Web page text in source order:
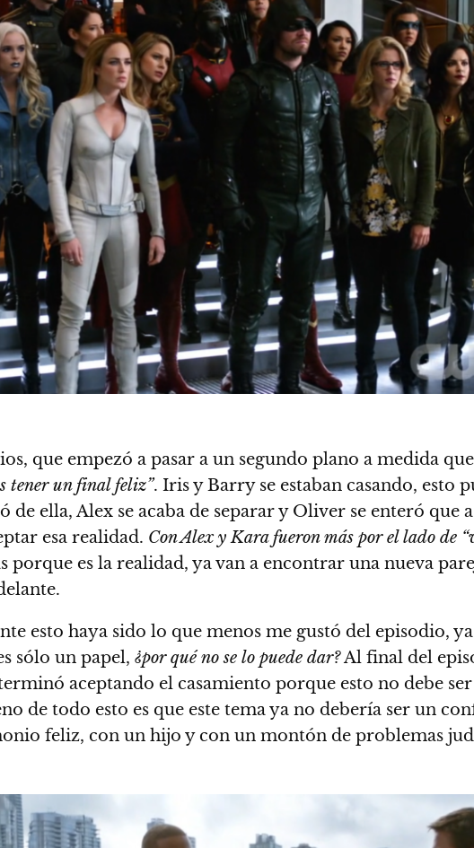
que empezó a pasar a un segundo plano a medida
tener un final feliz”. Iris y Barry se estaban casando, esto
de ella, Alex se acaba de separar y Oliver se enteró que
esa realidad. Con Alex y Kara fueron más por el lado de
porque es la realidad, ya van a encontrar una nueva
esto haya sido lo que menos me gustó del episodio,
sólo un papel, ¿por qué no se lo puede dar?Al final del
aceptando el casamiento porque esto no debe
de todo esto es que este tema ya no debería ser un
feliz, con un hijo y con un montón de problemas